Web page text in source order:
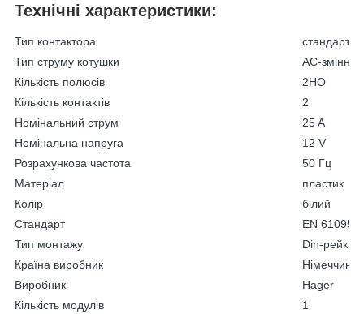
Технічні характеристики:
Тип контактора
стандарт
Тип струму котушки
АС-змінний
Кількість полюсів
2НО
Кількість контактів
2
Номінальний струм
25 A
Номінальна напруга
12 V
Розрахункова частота
50 Гц
Матеріал
пластик
Колір
білий
Стандарт
EN 61095
Тип монтажу
Din-рейка
Країна виробник
Німеччина
Виробник
Hager
Кількість модулів
1